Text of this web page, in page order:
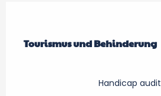
Tourismus und Behinderung
Tourismus und Behinderung
Handicap